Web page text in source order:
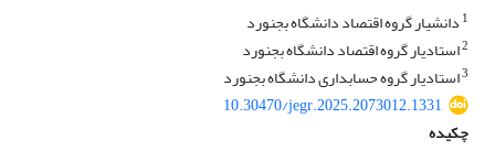
1 دانشیار گروه اقتصاد دانشگاه بجنورد
2استادیار گروه اقتصاد دانشگاه بجنورد
3استادیار گروه حسابداری دانشگاه بجنورد
10.30470/jegr.2025.2073012.1331
چکیده